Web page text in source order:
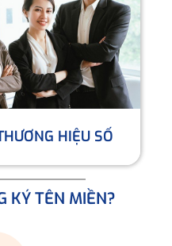
HIỆU SỐ
KÝ TÊN MIỀN?